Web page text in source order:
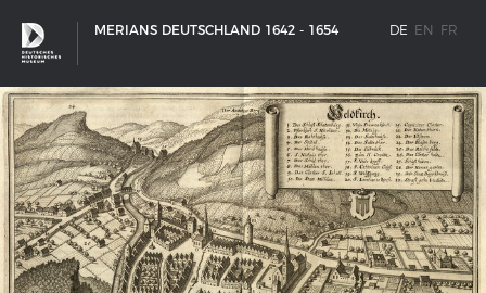
MERIANS DEUTSCHLAND 1642 - 1654 DE EN FR